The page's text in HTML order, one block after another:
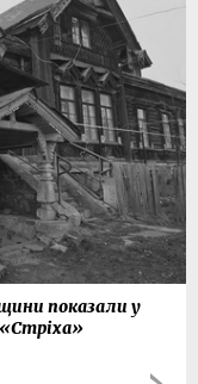
показали у